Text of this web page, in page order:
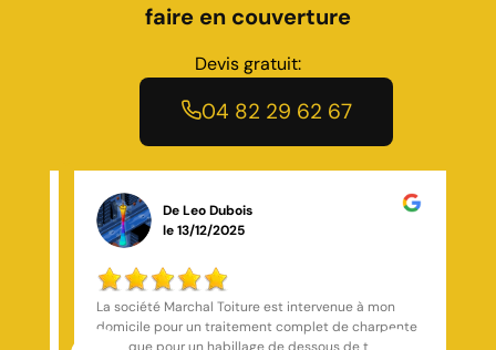
faire en couverture
Devis gratuit:
04 82 29 62 67
De Mathéo Boniface
le 15/11/2025
Intervention Remarquable en Situation Critique sur
Saint-Étienne C'est lors des violents orages du